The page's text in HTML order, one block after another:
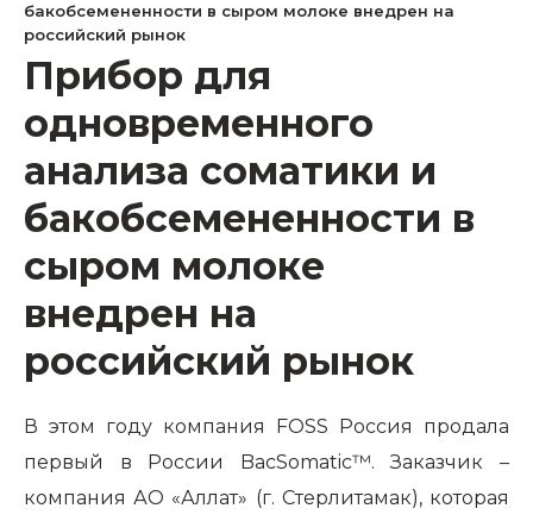
бакобсемененности в сыром молоке внедрен на
российский рынок
Прибор для
одновременного
анализа соматики и
бакобсемененности в
сыром молоке
внедрен на
российский рынок
В этом году компания FOSS Россия продала
первый в России BacSomatic™. Заказчик –
компания АО «Аллат» (г. Стерлитамак), которая